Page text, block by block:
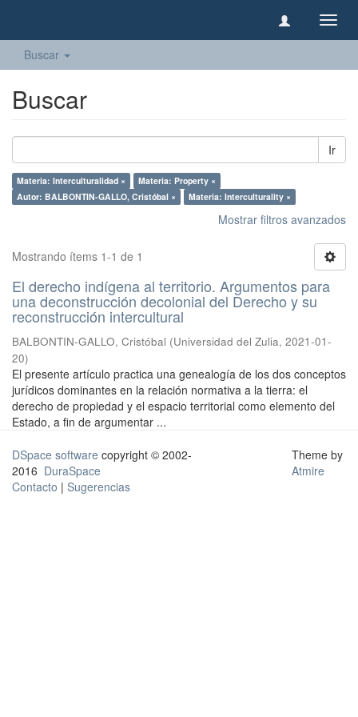
Buscar
Buscar
Ir
Materia: Interculturalidad ×
Materia: Property ×
Autor: BALBONTIN-GALLO, Cristóbal ×
Materia: Interculturality ×
Mostrar filtros avanzados
Mostrando ítems 1-1 de 1
El derecho indígena al territorio. Argumentos para
una deconstrucción decolonial del Derecho y su
reconstrucción intercultural
BALBONTIN-GALLO, Cristóbal (Universidad del Zulia, 2021-01-
20)
El presente artículo practica una genealogía de los dos conceptos
jurídicos dominantes en la relación normativa a la tierra: el
derecho de propiedad y el espacio territorial como elemento del
Estado, a fin de argumentar ...
DSpace software copyright © 2002-
2016 DuraSpace
Contacto | Sugerencias
Theme by
Atmire